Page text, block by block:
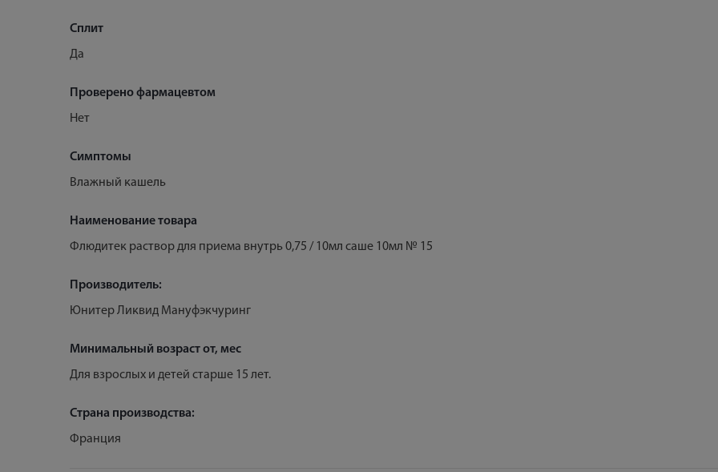
Сплит
Да
Проверено фармацевтом
Нет
Симптомы
Влажный кашель
Наименование товара
Флюдитек раствор для приема внутрь 0,75 / 10мл саше 10мл № 15
Производитель:
Юнитер Ликвид Мануфэкчуринг
Минимальный возраст от, мес
Для взрослых и детей старше 15 лет.
Страна производства:
Франция